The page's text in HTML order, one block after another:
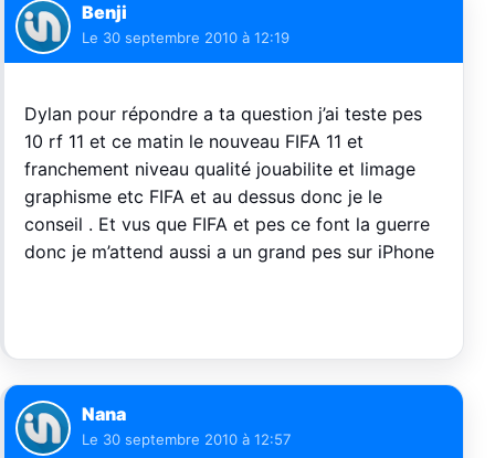
Benji
Le 30 septembre 2010 à 12:19
Dylan pour répondre a ta question j’ai teste pes
10 rf 11 et ce matin le nouveau FIFA 11 et
franchement niveau qualité jouabilite et limage
graphisme etc FIFA et au dessus donc je le
conseil . Et vus que FIFA et pes ce font la guerre
donc je m’attend aussi a un grand pes sur iPhone
Nana
Le 30 septembre 2010 à 12:57